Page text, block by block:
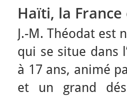
Haïti, la
J.-M. Théodat est
qui se situe dans
à 17 ans, animé
et un grand